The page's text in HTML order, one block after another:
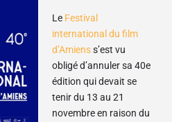
Le Festival
international du film
d’Amienss’est vu
obligé d’annuler sa 40e
édition qui devait se
tenir du 13 au 21
novembre en raison du